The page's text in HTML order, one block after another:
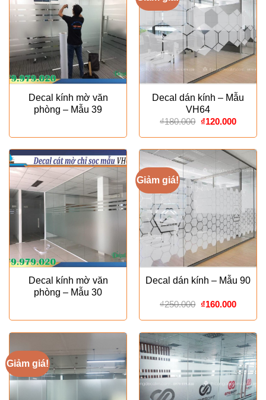
Decal kính mờ văn
phòng – Mẫu 39
Decal dán kính – Mẫu
VH64
₫180.000 Giá
là:
₫180.000.
₫120.000Giá
tại
là:
Decal kính mờ văn
phòng – Mẫu 30
Giảm giá!
Decal dán kính – Mẫu 90
₫250.000 Giá
là:
₫250.000.
₫160.000Giá
tại
là:
Giảm giá!